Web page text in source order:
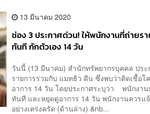
13 มีนาคม 2020
ช่อง 3 ประกาศด่วน! ให้พนักงานที่ถ่าย
ทันที กักตัวเอง 14 วัน
วันนี้ (13 มีนาคม) สำนักทรัพยากรบุคคล ปร
รายการร่วมกับ แมทธิว ดีน ซึ่งพบว่าติดเชื้อ
อาการ 14 วัน โดยประกาศระบุว่า พนักงา
ทันที และหยุดดูอาการ 14 วัน พนักงานควร
อย่างเคร่งครัด (ด้านล่าง) &nb...